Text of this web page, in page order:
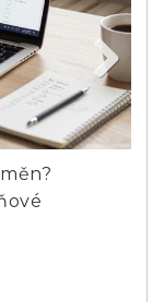
Next